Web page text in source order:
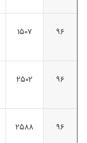
۹۶ ۱۵۰۷
۹۶ ۲۵۰۲
۹۶ ۲۵۸۸